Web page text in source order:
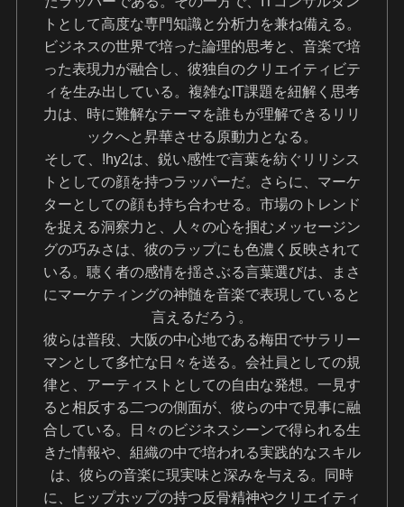
トとして高度な専門知識と分析力を兼ね備える。
ビジネスの世界で培った論理的思考と、音楽で培
った表現力が融合し、彼独自のクリエイティビテ
ィを生み出している。複雑なIT課題を紐解く思考
力は、時に難解なテーマを誰もが理解できるリリ
ックへと昇華させる原動力となる。
そして、!hy2は、鋭い感性で言葉を紡ぐリリシス
トとしての顔を持つラッパーだ。さらに、マーケ
ターとしての顔も持ち合わせる。市場のトレンド
を捉える洞察力と、人々の心を掴むメッセージン
グの巧みさは、彼のラップにも色濃く反映されて
いる。聴く者の感情を揺さぶる言葉選びは、まさ
にマーケティングの神髄を音楽で表現していると
言えるだろう。
彼らは普段、大阪の中心地である梅田でサラリー
マンとして多忙な日々を送る。会社員としての規
律と、アーティストとしての自由な発想。一見す
ると相反する二つの側面が、彼らの中で見事に融
合している。日々のビジネスシーンで得られる生
きた情報や、組織の中で培われる実践的なスキル
は、彼らの音楽に現実味と深みを与える。同時
に、ヒップホップの持つ反骨精神やクリエイティ